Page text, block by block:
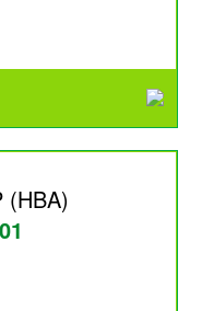
(HBA)